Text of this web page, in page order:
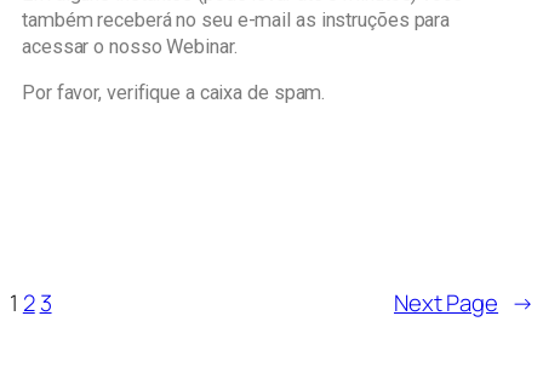
também receberá no seu e-mail as instruções para
acessar o nosso Webinar.
Por favor, verifique a caixa de spam.
1 2 3 Next Page →